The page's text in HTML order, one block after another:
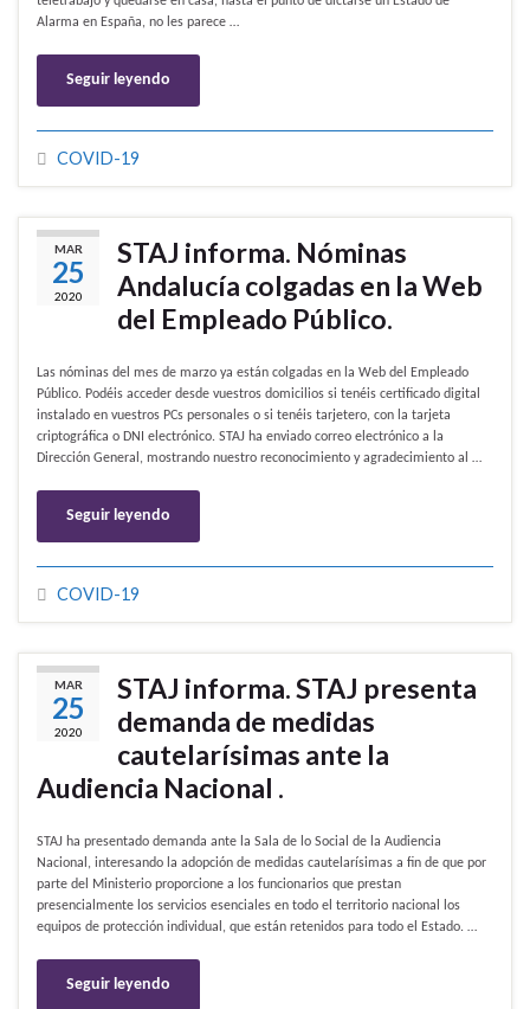
Alarma en España, no les parece …
Seguir leyendo
COVID-19
MAR
25
2020
STAJ informa. Nóminas
Andalucía colgadas en la Web
del Empleado Público.
Las nóminas del mes de marzo ya están colgadas en la Web del Empleado
Público. Podéis acceder desde vuestros domicilios si tenéis certificado digital
instalado en vuestros PCs personales o si tenéis tarjetero, con la tarjeta
criptográfica o DNI electrónico. STAJ ha enviado correo electrónico a la
Dirección General, mostrando nuestro reconocimiento y agradecimiento al …
Seguir leyendo
COVID-19
MAR
25
2020
STAJ informa. STAJ presenta
demanda de medidas
cautelarísimas ante la
Audiencia Nacional .
STAJ ha presentado demanda ante la Sala de lo Social de la Audiencia
Nacional, interesando la adopción de medidas cautelarísimas a fin de que por
parte del Ministerio proporcione a los funcionarios que prestan
presencialmente los servicios esenciales en todo el territorio nacional los
equipos de protección individual, que están retenidos para todo el Estado. …
Seguir leyendo